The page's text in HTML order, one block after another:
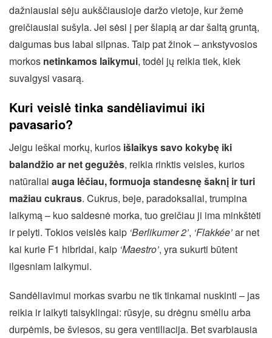
dažniausiai sėju aukščiausioje daržo vietoje, kur žemė
greičiausiai sušyla. Jei sėsi į per šlapią ar dar šaltą gruntą,
daigumas bus labai silpnas. Taip pat žinok – ankstyvosios
morkos netinkamos laikymui, todėl jų reikia tiek, kiek
suvalgysi vasarą.
Kuri veislė tinka sandėliavimui iki
pavasario?
Jeigu ieškai morkų, kurios išlaikys savo kokybę iki
balandžio ar net gegužės, reikia rinktis veisles, kurios
natūraliai auga lėčiau, formuoja standesnę šaknį ir turi
mažiau cukraus. Cukrus, beje, paradoksaliai, trumpina
laikymą – kuo saldesnė morka, tuo greičiau ji ima minkštėti
ir pelyti. Tokios veislės kaip ‘Berlikumer 2’, ‘Flakkée’ar net
kai kurie F1 hibridai, kaip ‘Maestro’, yra sukurti būtent
ilgesniam laikymui.
Sandėliavimui morkas svarbu ne tik tinkamai nuskinti – jas
reikia ir laikyti taisyklingai: rūsyje, su drėgnu smėliu arba
durpėmis, be šviesos, su gera ventiliacija. Bet svarbiausia